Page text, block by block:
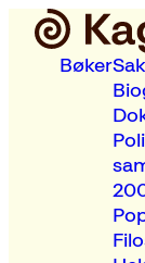
Bøker